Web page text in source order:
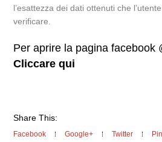
l’esattezza dei dati ottenuti che
verificare.
Per aprire la pagina facebook
Cliccare qui
Share This:
Facebook Google+ Twitter